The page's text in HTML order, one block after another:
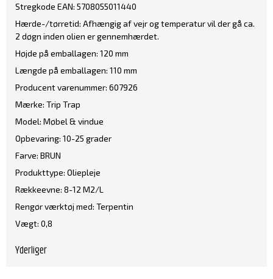
Stregkode EAN: 5708055011440
Hærde-/tørretid: Afhængig af vejr og temperatur vil der gå ca.
2 døgn inden olien er gennemhærdet.
Højde på emballagen: 120 mm
Længde på emballagen: 110 mm
Producent varenummer: 607926
Mærke: Trip Trap
Model: Møbel & vindue
Opbevaring: 10-25 grader
Farve: BRUN
Produkttype: Oliepleje
Rækkeevne: 8-12 M2/L
Rengør værktøj med: Terpentin
Vægt: 0,8
Yderliger